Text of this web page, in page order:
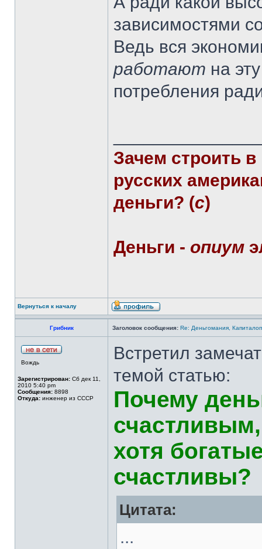
зависимостями
Ведь вся
работают на
потребления
Зачем строить
русских
деньги? (с)
Деньги - опиум
Вернуться к началу
Грибник Заголовок сообщения: Re: Деньгомания,
Вождь
Зарегистрирован: Сб дек 11,
2010 5:40 pm
Сообщения: 8898
Откуда: инженер из СССР
Встретил
темой статью:
Почему
счастливым,
хотя
счастливы?
Цитата:
...